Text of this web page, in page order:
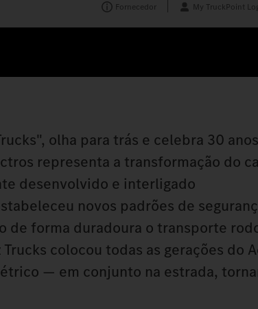
Fornecedor My TruckPoint
olha para trás e celebra 30
representa a transformação do
desenvolvido e interligado
novos padrões de
forma duradoura o transporte
colocou todas as gerações do
— em conjunto na estrada,